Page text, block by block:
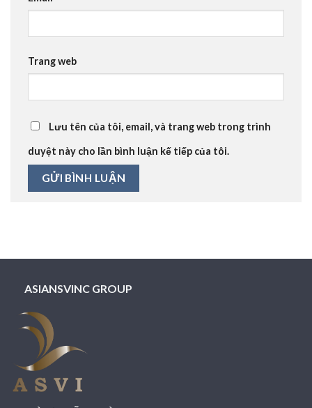
Trang web
Lưu tên của tôi, email, và trang web trong trình
duyệt này cho lần bình luận kế tiếp của tôi.
ASIANSVINC GROUP